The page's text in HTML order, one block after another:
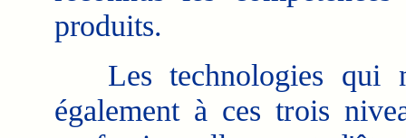
produits.
Les technologies qui
également à ces trois